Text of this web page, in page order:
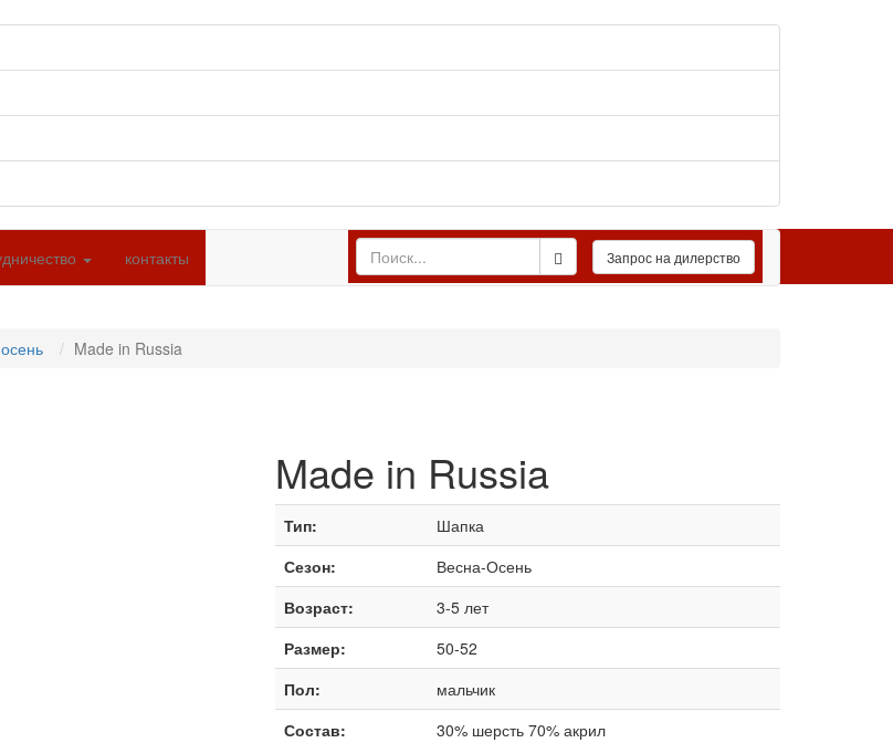
контакты
Made in Russia
Made in Russia
Тип:
Шапка
Сезон:
Весна-Осень
Возраст:
3-5 лет
Размер:
50-52
Пол:
мальчик
Состав:
30% шерсть 70% акрил